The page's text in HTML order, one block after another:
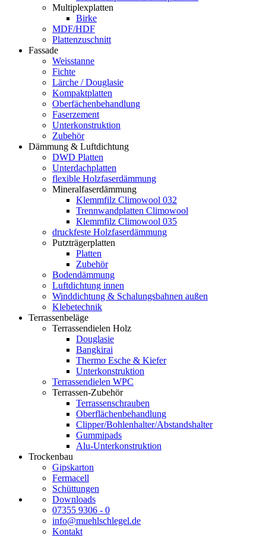
Multiplexplatten
Birke
MDF/HDF
Plattenzuschnitt
Fassade
Weisstanne
Fichte
Lärche / Douglasie
Kompaktplatten
Oberfächenbehandlung
Faserzement
Unterkonstruktion
Zubehör
Dämmung & Luftdichtung
DWD Platten
Unterdachplatten
flexible Holzfaserdämmung
Mineralfaserdämmung
Klemmfilz Climowool 032
Trennwandplatten Climowool
Klemmfilz Climowool 035
druckfeste Holzfaserdämmung
Putzträgerplatten
Platten
Zubehör
Bodendämmung
Luftdichtung innen
Winddichtung & Schalungsbahnen außen
Klebetechnik
Terrassenbeläge
Terrassendielen Holz
Douglasie
Bangkirai
Thermo Esche & Kiefer
Unterkonstruktion
Terrassendielen WPC
Terrassen-Zubehör
Terrassenschrauben
Oberflächenbehandlung
Clipper/Bohlenhalter/Abstandshalter
Gummipads
Alu-Unterkonstruktion
Trockenbau
Gipskarton
Fermacell
Schüttungen
Downloads
07355 9306 - 0
info@muehlschlegel.de
Kontakt